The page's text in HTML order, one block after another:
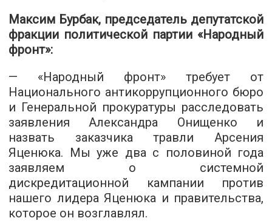
Максим Бурбак, председатель депутатской
фракции политической партии «Народный
фронт»:
— «Народный фронт» требует от
Национального антикоррупционного бюро
и Генеральной прокуратуры расследовать
заявления Александра Онищенко и
назвать заказчика травли Арсения
Яценюка. Мы уже два с половиной года
заявляем о системной
дискредитационной кампании против
нашего лидера Яценюка и правительства,
которое он возглавлял.